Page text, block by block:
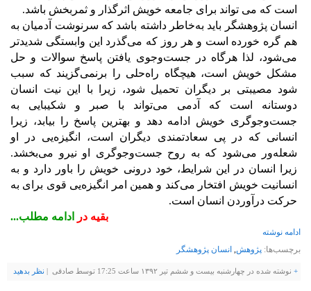
است‌ که‌ می‌ تواند برای‌ جامعه‌ خویش‌ اثرگذار و ثمربخش‌ باشد.
انسان‌ پژوهشگر باید به‌خاطر داشته‌ باشد که‌ سرنوشت‌ آدمیان‌ به‌
هم‌ گره‌ خورده‌ است و هر روز که‌ می‌گذرد این‌ وابستگی‌ شدیدتر
می‌شود، لذا هرگاه‌ در جست‌وجوی‌ یافتن‌ پاسخ‌ سوالات‌ و حل‌
مشکل‌ خویش‌ است‌، هیچگاه‌ راه‌حلی‌ را برنمی‌گزیند که‌ سبب‌
شود مصیبتی‌ بر دیگران‌ تحمیل‌ شود، زیرا با این‌ نیت‌ انسان
دوستانه‌ است‌ که‌ آدمی‌ می‌تواند با صبر و شکیبایی‌ به‌
جست‌وجوگری‌ خویش‌ ادامه‌ دهد و بهترین‌ پاسخ‌ را بیابد، زیرا
انسانی‌ که‌ در پی‌ سعادتمندی‌ دیگران‌ است‌، انگیزه‌یی‌ در او
شعله‌ور می‌شود که‌ به‌ روح‌ جست‌وجوگری‌ او نیرو می‌بخشد.
زیرا انسان‌ در این‌ شرایط‌، خود درونی‌ خویش‌ را باور دارد و به‌
انسانیت‌ خویش‌ افتخار می‌کند و همین‌ امر انگیزه‌یی‌ قوی‌ برای‌ به‌
حرکت‌ درآوردن‌ انسان‌ است‌.
بقیه در
ادامه مطلب...
ادامه نوشته
برچسب‌ها: پژوهش, انسان پژوهشگر
+ نوشته شده در چهارشنبه بیست و ششم تیر ۱۳۹۲ ساعت 17:25 توسط صادقی | نظر بدهيد